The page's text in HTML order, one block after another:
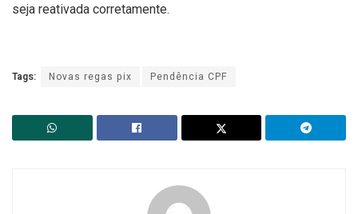
seja reativada corretamente.
Tags: Novas regas pix Pendência CPF